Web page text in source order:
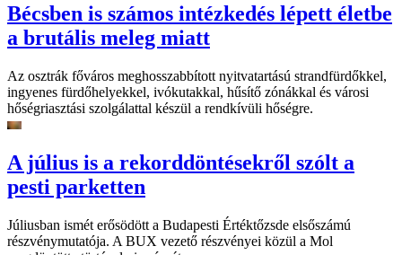
Bécsben is számos intézkedés lépett életbe
a brutális meleg miatt
Az osztrák főváros meghosszabbított nyitvatartású strandfürdőkkel,
ingyenes fürdőhelyekkel, ivókutakkal, hűsítő zónákkal és városi
hőségriasztási szolgálattal készül a rendkívüli hőségre.
A július is a rekorddöntésekről szólt a
pesti parketten
Júliusban ismét erősödött a Budapesti Értéktőzsde elsőszámú
részvénymutatója. A BUX vezető részvényei közül a Mol